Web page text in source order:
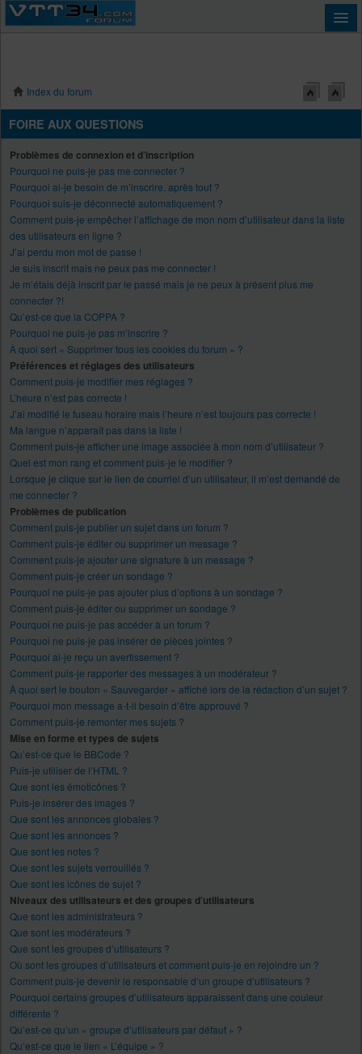
Index du forum
FOIRE AUX QUESTIONS
Problèmes de connexion et d’inscription
Pourquoi ne puis-je pas me connecter ?
Pourquoi ai-je besoin de m’inscrire, après tout ?
Pourquoi suis-je déconnecté automatiquement ?
Comment puis-je empêcher l’affichage de mon nom d’utilisateur dans la liste
des utilisateurs en ligne ?
J’ai perdu mon mot de passe !
Je suis inscrit mais ne peux pas me connecter !
Je m’étais déjà inscrit par le passé mais je ne peux à présent plus me
connecter ?!
Qu’est-ce que la COPPA ?
Pourquoi ne puis-je pas m’inscrire ?
À quoi sert « Supprimer tous les cookies du forum » ?
Préférences et réglages des utilisateurs
Comment puis-je modifier mes réglages ?
L’heure n’est pas correcte !
J’ai modifié le fuseau horaire mais l’heure n’est toujours pas correcte !
Ma langue n’apparaît pas dans la liste !
Comment puis-je afficher une image associée à mon nom d’utilisateur ?
Quel est mon rang et comment puis-je le modifier ?
Lorsque je clique sur le lien de courriel d’un utilisateur, il m’est demandé de
me connecter ?
Problèmes de publication
Comment puis-je publier un sujet dans un forum ?
Comment puis-je éditer ou supprimer un message ?
Comment puis-je ajouter une signature à un message ?
Comment puis-je créer un sondage ?
Pourquoi ne puis-je pas ajouter plus d’options à un sondage ?
Comment puis-je éditer ou supprimer un sondage ?
Pourquoi ne puis-je pas accéder à un forum ?
Pourquoi ne puis-je pas insérer de pièces jointes ?
Pourquoi ai-je reçu un avertissement ?
Comment puis-je rapporter des messages à un modérateur ?
À quoi sert le bouton « Sauvegarder » affiché lors de la rédaction d’un sujet ?
Pourquoi mon message a-t-il besoin d’être approuvé ?
Comment puis-je remonter mes sujets ?
Mise en forme et types de sujets
Qu’est-ce que le BBCode ?
Puis-je utiliser de l’HTML ?
Que sont les émoticônes ?
Puis-je insérer des images ?
Que sont les annonces globales ?
Que sont les annonces ?
Que sont les notes ?
Que sont les sujets verrouillés ?
Que sont les icônes de sujet ?
Niveaux des utilisateurs et des groupes d’utilisateurs
Que sont les administrateurs ?
Que sont les modérateurs ?
Que sont les groupes d’utilisateurs ?
Où sont les groupes d’utilisateurs et comment puis-je en rejoindre un ?
Comment puis-je devenir le responsable d’un groupe d’utilisateurs ?
Pourquoi certains groupes d’utilisateurs apparaissent dans une couleur
différente ?
Qu’est-ce qu’un « groupe d’utilisateurs par défaut » ?
Qu’est-ce que le lien « L’équipe » ?